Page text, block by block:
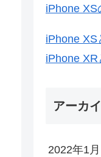
iPhone XS
iPhone XS
iPhone XR
アーカ
2022年1月